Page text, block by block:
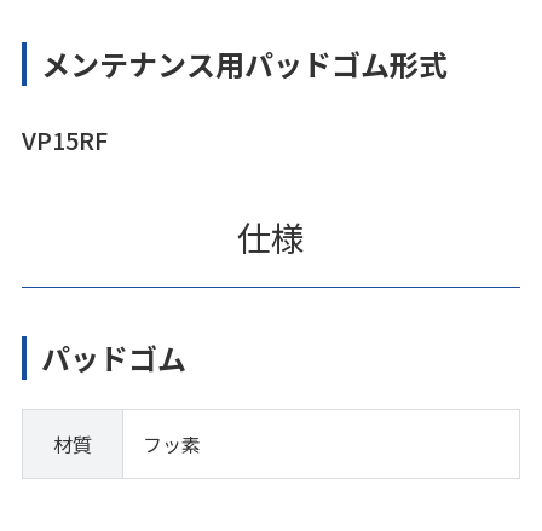
メンテナンス用パッドゴム形式
VP15RF
仕様
パッドゴム
材質 フッ素